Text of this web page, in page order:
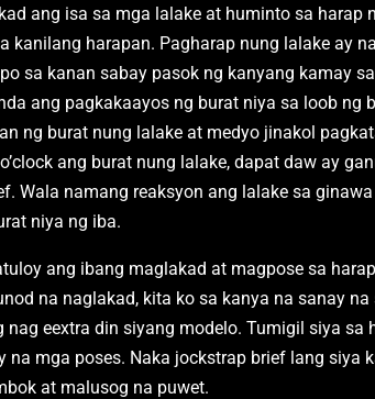
ang isa sa mga lalake at huminto sa harap
kanilang harapan. Pagharap nung lalake ay
sa kanan sabay pasok ng kanyang kamay
ang pagkakaayos ng burat niya sa loob ng
ng burat nung lalake at medyo jinakol
ang burat nung lalake, dapat daw ay
Wala namang reaksyon ang lalake sa
niya ng iba.
ang ibang maglakad at magpose sa
na naglakad, kita ko sa kanya na sanay
nag eextra din siyang modelo. Tumigil siya sa
na mga poses. Naka jockstrap brief lang siya
at malusog na puwet.